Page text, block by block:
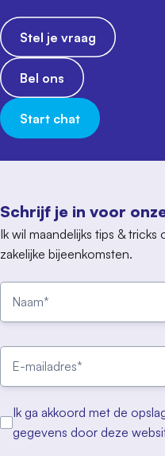
Schrijf je in voor
Ik wil maandelijks tips &
zakelijke bijeenkomsten.
Ik ga akkoord met de
gegevens door deze
Stel je vraag
Bel ons
Start chat